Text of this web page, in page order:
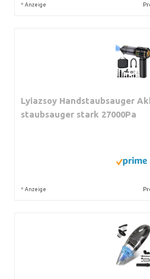
* Anzeige
Lyiazsoy Handstaubsauger
staubsauger stark 27000Pa
* Anzeige